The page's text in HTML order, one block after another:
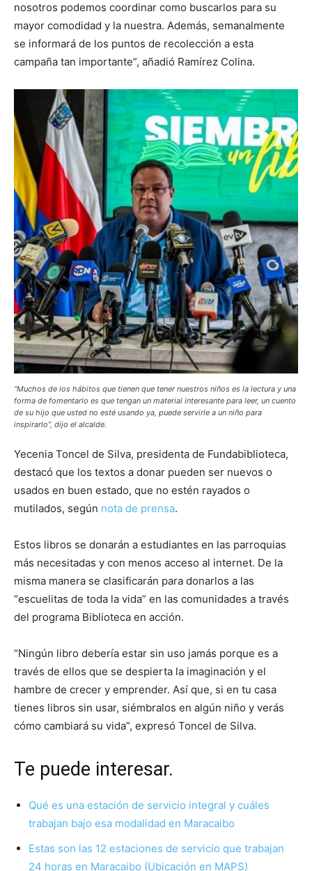
nosotros podemos coordinar como buscarlos para su
mayor comodidad y la nuestra. Además, semanalmente
se informará de los puntos de recolección a esta
campaña tan importante”, añadió Ramírez Colina.
“Muchos de los hábitos que tienen que tener nuestros niños es la lectura y una
forma de fomentarlo es que tengan un material interesante para leer, un cuento
de su hijo que usted no esté usando ya, puede servirle a un niño para
inspirarlo”, dijo el alcalde.
Yecenia Toncel de Silva, presidenta de Fundabiblioteca,
destacó que los textos a donar pueden ser nuevos o
usados en buen estado, que no estén rayados o
mutilados, según nota de prensa.
Estos libros se donarán a estudiantes en las parroquias
más necesitadas y con menos acceso al internet. De la
misma manera se clasificarán para donarlos a las
“escuelitas de toda la vida” en las comunidades a través
del programa Biblioteca en acción.
“Ningún libro debería estar sin uso jamás porque es a
través de ellos que se despierta la imaginación y el
hambre de crecer y emprender. Así que, si en tu casa
tienes libros sin usar, siémbralos en algún niño y verás
cómo cambiará su vida”, expresó Toncel de Silva.
Te puede interesar.
Qué es una estación de servicio integral y cuáles
trabajan bajo esa modalidad en Maracaibo
Estas son las 12 estaciones de servicio que trabajan
24 horas en Maracaibo (Ubicación en MAPS)